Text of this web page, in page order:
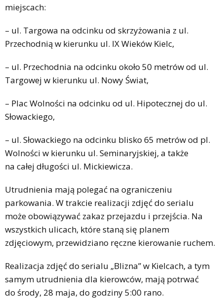
miejscach:
– ul. Targowa na odcinku od skrzyżowania z ul.
Przechodnią w kierunku ul. IX Wieków Kielc,
– ul. Przechodnia na odcinku około 50 metrów od ul.
Targowej w kierunku ul. Nowy Świat,
– Plac Wolności na odcinku od ul. Hipotecznej do ul.
Słowackiego,
– ul. Słowackiego na odcinku blisko 65 metrów od pl.
Wolności w kierunku ul. Seminaryjskiej, a także
na całej długości ul. Mickiewicza.
Utrudnienia mają polegać na ograniczeniu
parkowania. W trakcie realizacji zdjęć do serialu
może obowiązywać zakaz przejazdu i przejścia. Na
wszystkich ulicach, które staną się planem
zdjęciowym, przewidziano ręczne kierowanie ruchem.
Realizacja zdjęć do serialu „Blizna” w Kielcach, a tym
samym utrudnienia dla kierowców, mają potrwać
do środy, 28 maja, do godziny 5:00 rano.